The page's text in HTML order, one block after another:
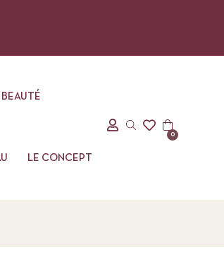
LE CONCEPT
0